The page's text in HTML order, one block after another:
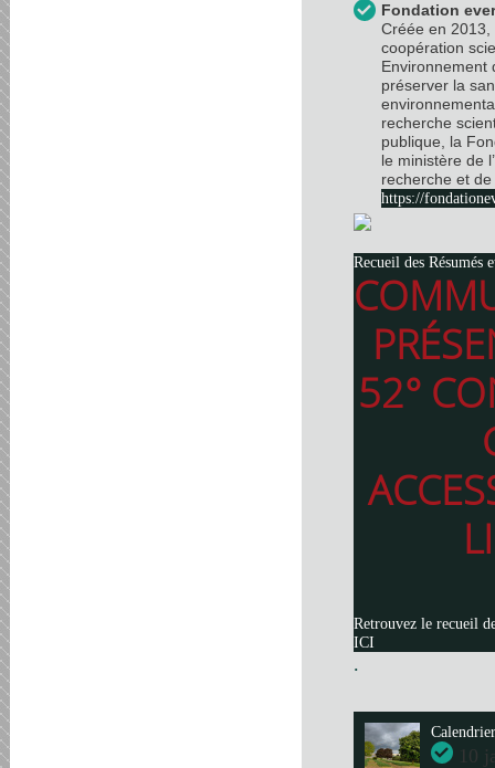
Fondation
Créée en
coopération
Environnement
préserver la
recherche
publique, la
le ministère de
recherche et
https://
Recueil des Résumés
52°
Retrouvez le recueil
ICI
.
Calendrier
10